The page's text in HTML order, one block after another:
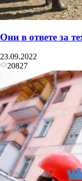
Они в ответе за
23.09.2022
20827